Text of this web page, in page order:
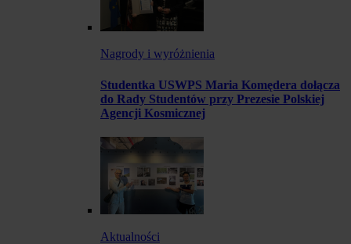
Nagrody i wyróżnienia
Studentka USWPS Maria Komędera dołącza
do Rady Studentów przy Prezesie Polskiej
Agencji Kosmicznej
Aktualności